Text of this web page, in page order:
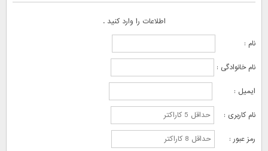
اطلاعات را وارد کنید .
نام :
نام خانوادگی :
ایمیل :
نام کاربری :
رمز عبور :